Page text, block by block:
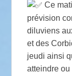
Ce
prévision
diluviens
et des
jeudi ainsi
atteindre